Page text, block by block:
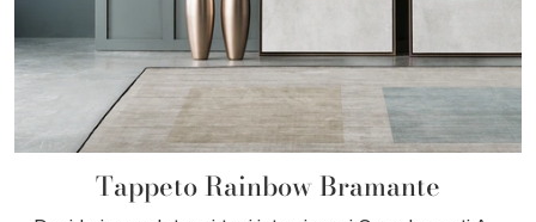
Tappeto Rainbow Bramante